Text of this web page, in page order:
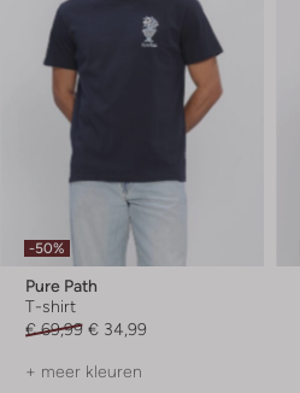
-50%
Pure Path
T-shirt
€ 69,99 € 34,99
+ meer kleuren